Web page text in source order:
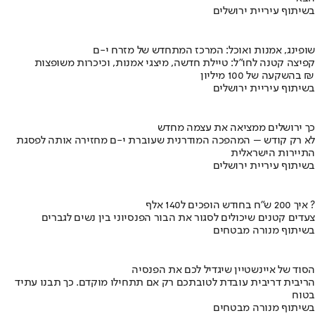
בשיתוף עיריית ירושלים
שופינג, אמנות ואוכל: המרכז המתחדש של מזרח י-ם
קפיצה קטנה לחו"ל: טיילת חדשה, מיצגי אמנות, וכיכרות משופצות
בהשקעה של 100 מיליון ₪
בשיתוף עיריית ירושלים
כך ירושלים ממציאה את עצמה מחדש
לא רק קודש – המהפכה המודרנית שעוברת י-ם מחזירה אותה לפסגת
התיירות הישראלית
בשיתוף עיריית ירושלים
איך 200 ש"ח בחודש הופכים ל140 אלף ?
צעדים קטנים שיכולים לסגור את הבור הפנסיוני בין נשים לגברים
בשיתוף מנורה מבטחים
הסוד של איינשטיין שיגדיל לכם את הפנסיה
הריבית דריבית עובדת לטובתכם רק אם תתחילו מוקדם. כך תבנו עתיד
בטוח
בשיתוף מנורה מבטחים